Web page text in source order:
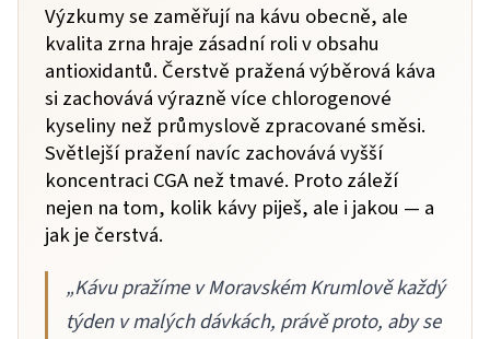
Výzkumy se zaměřují na kávu obecně, ale
kvalita zrna hraje zásadní roli v obsahu
antioxidantů. Čerstvě pražená výběrová káva
si zachovává výrazně více chlorogenové
kyseliny než průmyslově zpracované směsi.
Světlejší pražení navíc zachovává vyšší
koncentraci CGA než tmavé. Proto záleží
nejen na tom, kolik kávy piješ, ale i jakou — a
jak je čerstvá.
„Kávu pražíme v Moravském Krumlově každý
týden v malých dávkách, právě proto, aby se